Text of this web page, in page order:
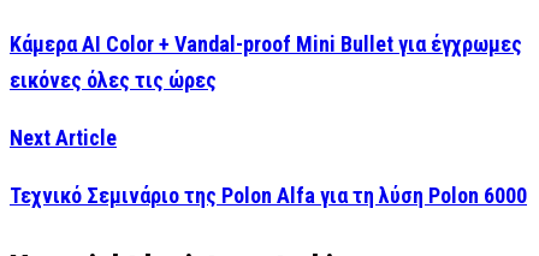
Κάμερα AI Color + Vandal-proof Mini Bullet για έγχρωμες
εικόνες όλες τις ώρες
Next Article
Τεχνικό Σεμινάριο της Polon Alfa για τη λύση Polon 6000